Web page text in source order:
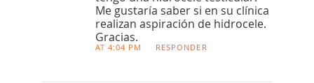
Me gustaría saber si en su clínica
realizan aspiración de hidrocele.
Gracias.
AT 4:04 PM RESPONDER